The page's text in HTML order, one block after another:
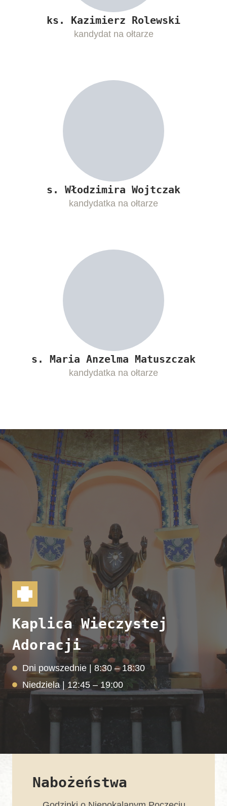
ks. Kazimierz Rolewski
kandydat na ołtarze
s. Włodzimira Wojtczak
kandydatka na ołtarze
s. Maria Anzelma Matuszczak
kandydatka na ołtarze
Kaplica Wieczystej
Adoracji
Dni powszednie | 8:30 – 18:30
Niedziela | 12:45 – 19:00
Nabożeństwa